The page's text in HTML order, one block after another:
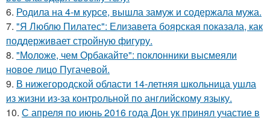
6. Родила на 4-м курсе, вышла замуж и содержала мужа.
7. "Я Люблю Пилатес": Елизавета боярская показала, как
поддерживает стройную фигуру.
8. "Моложе, чем Орбакайте": поклонники высмеяли
новое лицо Пугачевой.
9. В нижегородской области 14-летняя школьница ушла
из жизни из-за контрольной по английскому языку.
10. С апреля по июнь 2016 года Дон ук принял участие в